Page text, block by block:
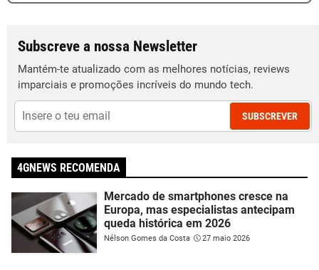
Subscreve a nossa Newsletter
Mantém-te atualizado com as melhores notícias, reviews
imparciais e promoções incríveis do mundo tech.
SUBSCREVER
4GNEWS RECOMENDA
Mercado de smartphones cresce na
Europa, mas especialistas antecipam
queda histórica em 2026
Nélson Gomes da Costa 27 maio 2026